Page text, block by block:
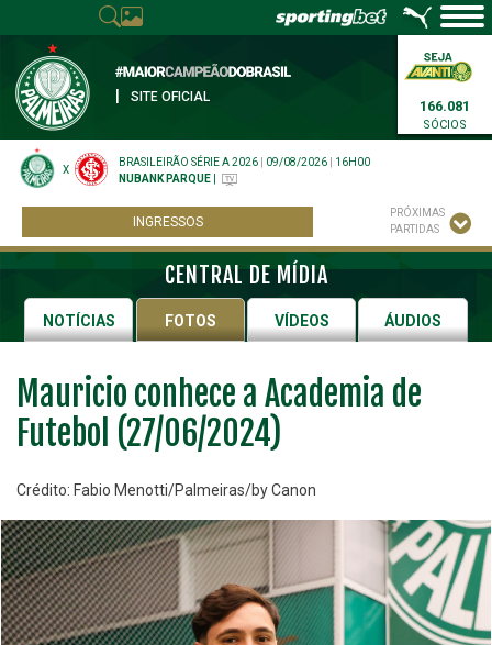
SITE OFICIAL
166.081
SÓCIOS
X
BRASILEIRÃO SÉRIE A 2026 09/08/2026
16H00
NUBANK PARQUE
INGRESSOS
PRÓXIMAS
PARTIDAS
CENTRAL DE MÍDIA
NOTÍCIAS FOTOS VÍDEOS ÁUDIOS
Mauricio conhece a Academia de
Futebol (27/06/2024)
Crédito: Fabio Menotti/Palmeiras/by Canon